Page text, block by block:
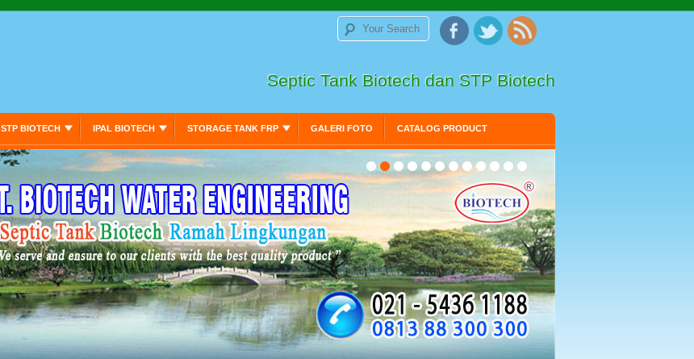
Septic Tank Biotech dan STP Biotech
STP BIOTECH IPAL BIOTECH STORAGE TANK FRP GALERI FOTO CATALOG PRODUCT